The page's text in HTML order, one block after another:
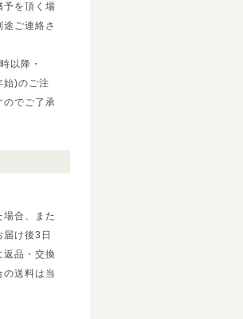
予を頂く場
ご連絡さ
以降・
始)のご注
のでご了承
場合、また
け後3日
返品・交換
の送料は当